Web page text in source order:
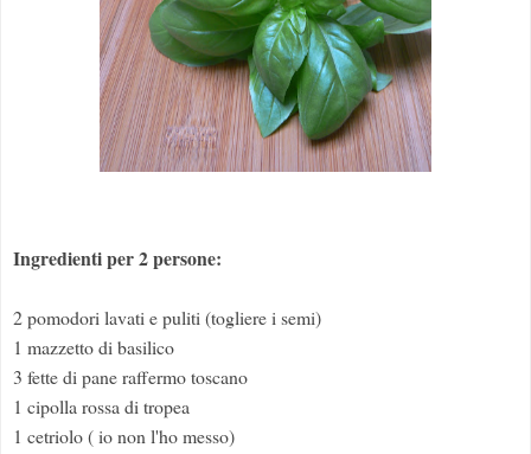
Ingredienti per 2 persone:
2 pomodori lavati e puliti (togliere i semi)
1 mazzetto di basilico
3 fette di pane raffermo toscano
1 cipolla rossa di tropea
1 cetriolo ( io non l'ho messo)